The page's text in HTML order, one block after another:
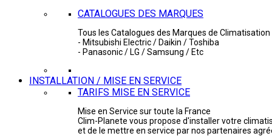
CATALOGUES DES MARQUES
Tous les Catalogues des Marques de Climatisation
- Mitsubishi Electric / Daikin / Toshiba
- Panasonic / LG / Samsung / Etc
INSTALLATION / MISE EN SERVICE
TARIFS MISE EN SERVICE
Mise en Service sur toute la France
Clim-Planete vous propose d'installer votre
et de le mettre en service par nos partenaires